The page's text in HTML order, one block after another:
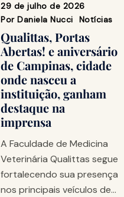
29 de julho de 2026
Por Daniela Nucci Notícias
Qualittas, Portas
Abertas! e aniversário
de Campinas, cidade
onde nasceu a
instituição, ganham
destaque na
imprensa
A Faculdade de Medicina
Veterinária Qualittas segue
fortalecendo sua presença
nos principais veículos de…